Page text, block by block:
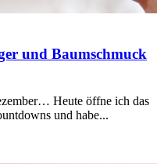
und Baumschmuck
Heute öffne ich das
und habe...